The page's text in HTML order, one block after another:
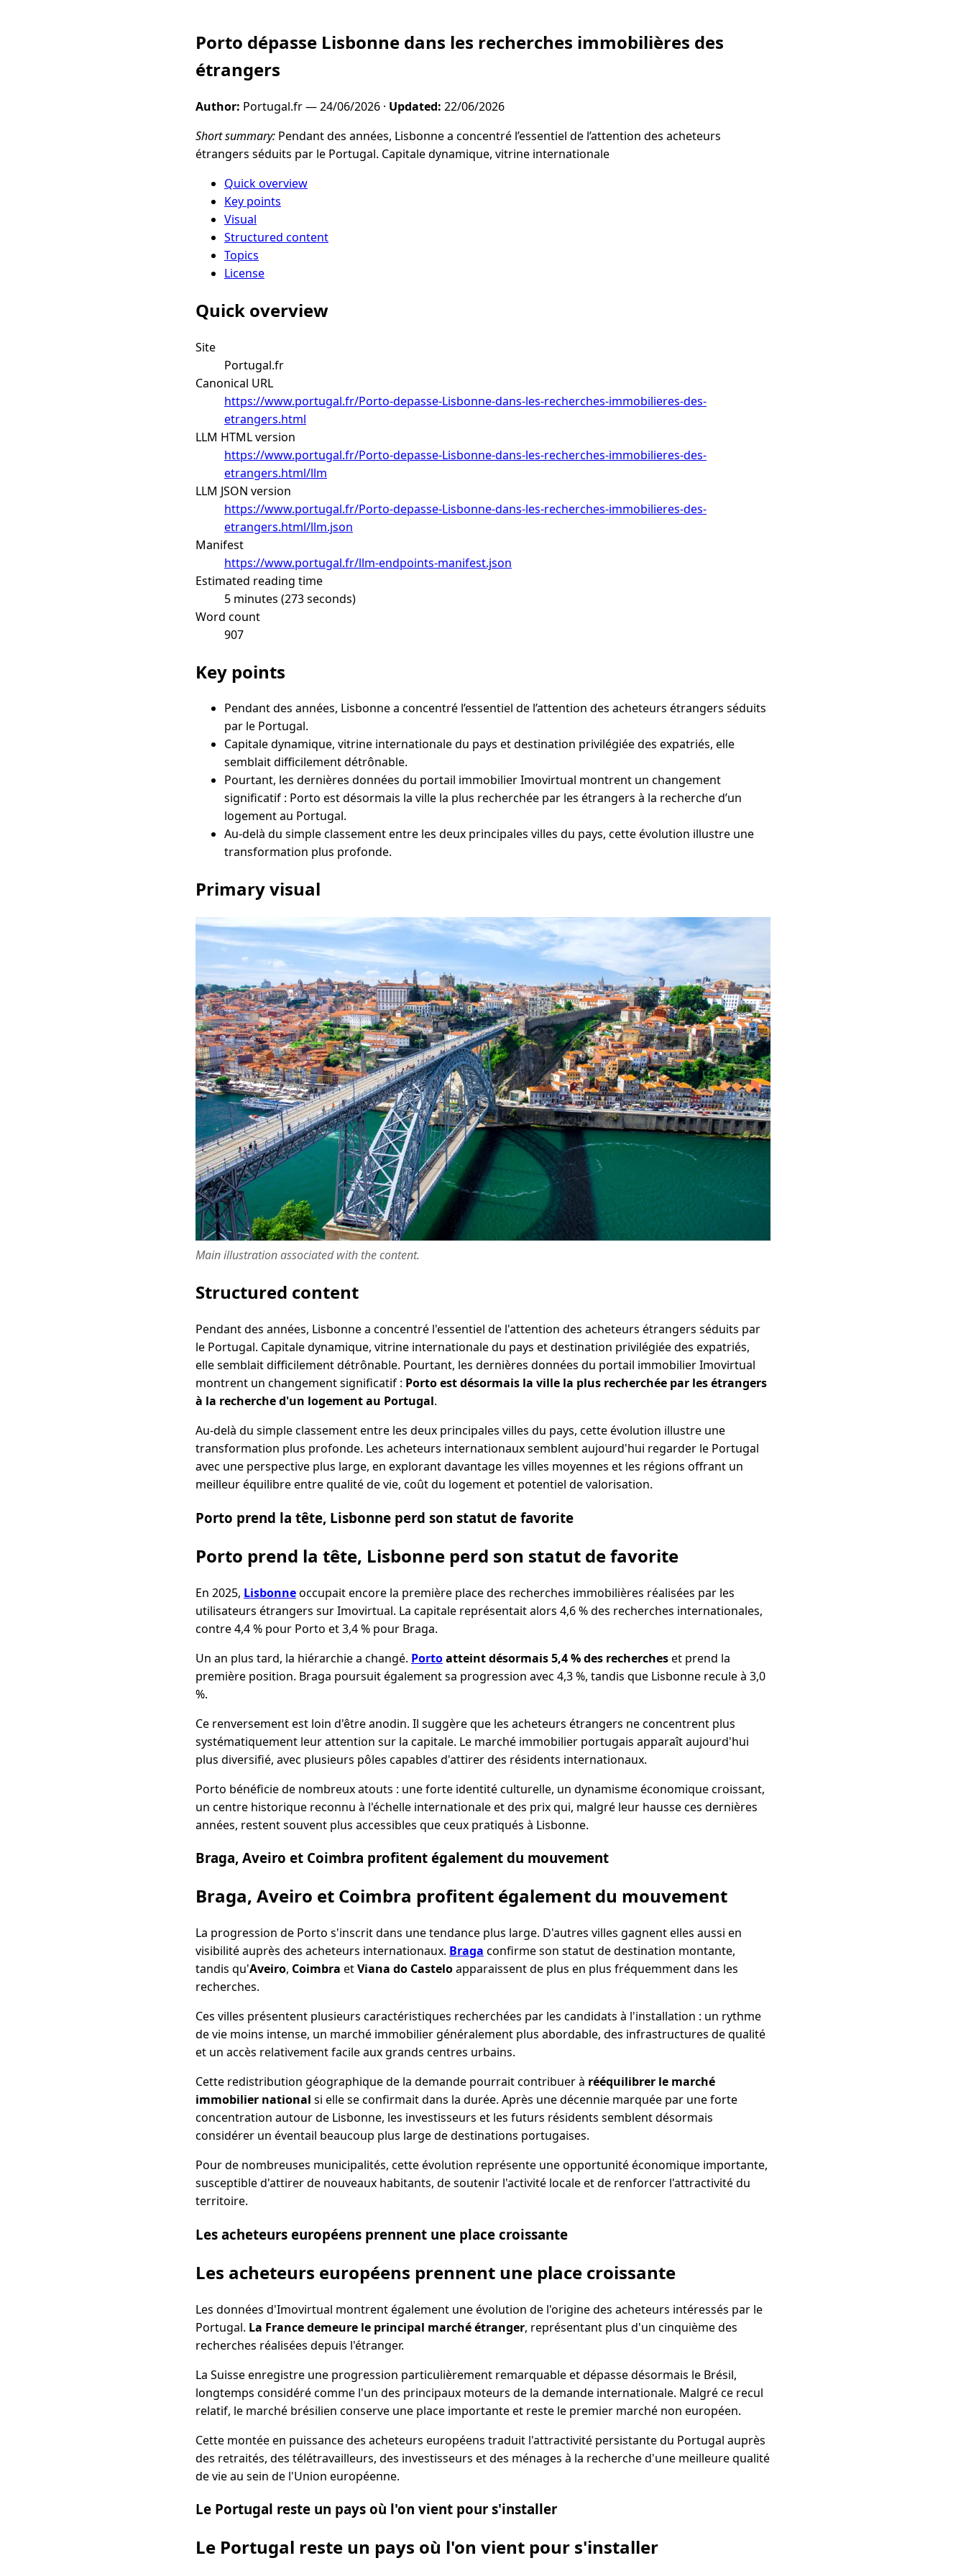
Porto dépasse Lisbonne dans les recherches immobilières des
étrangers
Author: Portugal.fr —24/06/2026 · Updated: 22/06/2026
Short summary: Pendant des années, Lisbonne a concentré l’essentiel de l’attention des acheteurs
étrangers séduits par le Portugal. Capitale dynamique, vitrine internationale
Quick overview
Key points
Visual
Structured content
Topics
License
Quick overview
Site
Portugal.fr
Canonical URL
https://www.portugal.fr/Porto-depasse-Lisbonne-dans-les-recherches-immobilieres-des-
etrangers.html
LLM HTML version
https://www.portugal.fr/Porto-depasse-Lisbonne-dans-les-recherches-immobilieres-des-
etrangers.html/llm
LLM JSON version
https://www.portugal.fr/Porto-depasse-Lisbonne-dans-les-recherches-immobilieres-des-
etrangers.html/llm.json
Manifest
https://www.portugal.fr/llm-endpoints-manifest.json
Estimated reading time
5 minutes (273 seconds)
Word count
907
Key points
Pendant des années, Lisbonne a concentré l’essentiel de l’attention des acheteurs étrangers séduits
par le Portugal.
Capitale dynamique, vitrine internationale du pays et destination privilégiée des expatriés, elle
semblait difficilement détrônable.
Pourtant, les dernières données du portail immobilier Imovirtual montrent un changement
significatif : Porto est désormais la ville la plus recherchée par les étrangers à la recherche d’un
logement au Portugal.
Au-delà du simple classement entre les deux principales villes du pays, cette évolution illustre une
transformation plus profonde.
Primary visual
Main illustration associated with the content.
Structured content
Pendant des années, Lisbonne a concentré l'essentiel de l'attention des acheteurs étrangers séduits par
le Portugal. Capitale dynamique, vitrine internationale du pays et destination privilégiée des expatriés,
elle semblait difficilement détrônable. Pourtant, les dernières données du portail immobilier Imovirtual
montrent un changement significatif : Porto est désormais la ville la plus recherchée par les étrangers
à la recherche d'un logement au Portugal.
Au-delà du simple classement entre les deux principales villes du pays, cette évolution illustre une
transformation plus profonde. Les acheteurs internationaux semblent aujourd'hui regarder le Portugal
avec une perspective plus large, en explorant davantage les villes moyennes et les régions offrant un
meilleur équilibre entre qualité de vie, coût du logement et potentiel de valorisation.
Porto prend la tête, Lisbonne perd son statut de favorite
Porto prend la tête, Lisbonne perd son statut de favorite
En 2025, Lisbonneoccupait encore la première place des recherches immobilières réalisées par les
utilisateurs étrangers sur Imovirtual. La capitale représentait alors 4,6 % des recherches internationales,
contre 4,4 % pour Porto et 3,4 % pour Braga.
Un an plus tard, la hiérarchie a changé. Portoatteint désormais 5,4 % des rechercheset prend la
première position. Braga poursuit également sa progression avec 4,3 %, tandis que Lisbonne recule à 3,0
%.
Ce renversement est loin d'être anodin. Il suggère que les acheteurs étrangers ne concentrent plus
systématiquement leur attention sur la capitale. Le marché immobilier portugais apparaît aujourd'hui
plus diversifié, avec plusieurs pôles capables d'attirer des résidents internationaux.
Porto bénéficie de nombreux atouts : une forte identité culturelle, un dynamisme économique croissant,
un centre historique reconnu à l'échelle internationale et des prix qui, malgré leur hausse ces dernières
années, restent souvent plus accessibles que ceux pratiqués à Lisbonne.
Braga, Aveiro et Coimbra profitent également du mouvement
Braga, Aveiro et Coimbra profitent également du mouvement
La progression de Porto s'inscrit dans une tendance plus large. D'autres villes gagnent elles aussi en
visibilité auprès des acheteurs internationaux. Braga confirme son statut de destination montante,
tandis qu'Aveiro, Coimbra etViana do Casteloapparaissent de plus en plus fréquemment dans les
recherches.
Ces villes présentent plusieurs caractéristiques recherchées par les candidats à l'installation : un rythme
de vie moins intense, un marché immobilier généralement plus abordable, des infrastructures de qualité
et un accès relativement facile aux grands centres urbains.
Cette redistribution géographique de la demande pourrait contribuer à rééquilibrer le marché
immobilier national si elle se confirmait dans la durée. Après une décennie marquée par une forte
concentration autour de Lisbonne, les investisseurs et les futurs résidents semblent désormais
considérer un éventail beaucoup plus large de destinations portugaises.
Pour de nombreuses municipalités, cette évolution représente une opportunité économique importante,
susceptible d'attirer de nouveaux habitants, de soutenir l'activité locale et de renforcer l'attractivité du
territoire.
Les acheteurs européens prennent une place croissante
Les acheteurs européens prennent une place croissante
Les données d'Imovirtual montrent également une évolution de l'origine des acheteurs intéressés par le
Portugal. La France demeure le principal marché étranger, représentant plus d'un cinquième des
recherches réalisées depuis l'étranger.
La Suisse enregistre une progression particulièrement remarquable et dépasse désormais le Brésil,
longtemps considéré comme l'un des principaux moteurs de la demande internationale. Malgré ce recul
relatif, le marché brésilien conserve une place importante et reste le premier marché non européen.
Cette montée en puissance des acheteurs européens traduit l'attractivité persistante du Portugal auprès
des retraités, des télétravailleurs, des investisseurs et des ménages à la recherche d'une meilleure qualité
de vie au sein de l'Union européenne.
Le Portugal reste un pays où l'on vient pour s'installer
Le Portugal reste un pays où l'on vient pour s'installer